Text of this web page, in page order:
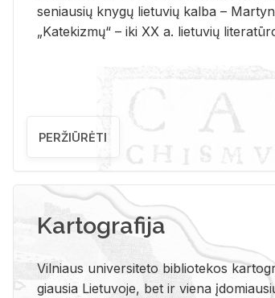
se­niau­sių kny­gų lie­tu­vių kal­ba –
„Ka­te­kiz­mų“ – iki XX a. lie­tu­vių
PERŽIŪRĖTI
Kartografija
Vil­niaus uni­ver­si­te­to bi­b­lio­te­kos
giau­sia Lie­tu­vo­je, bet ir vie­na